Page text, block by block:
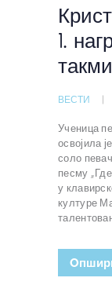
1.
ВЕСТИ
Ученица
освојила
соло
песму
у
културе